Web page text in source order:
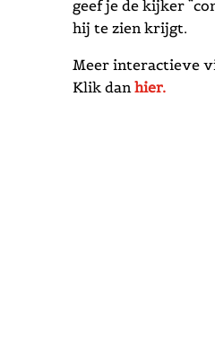
geef je de kijker
hij te zien krijgt.
Meer interactieve
Klik danhier.